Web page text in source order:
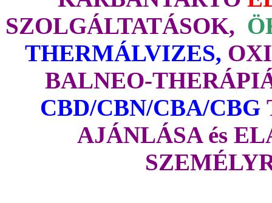
SZOLGÁLTATÁSOK,
THERMÁLVIZES,
BALNEO-
CBD/CBN/CBA/CBG
AJÁNLÁSA és